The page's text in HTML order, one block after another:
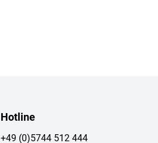
Hotline
+49 (0)5744 512 444